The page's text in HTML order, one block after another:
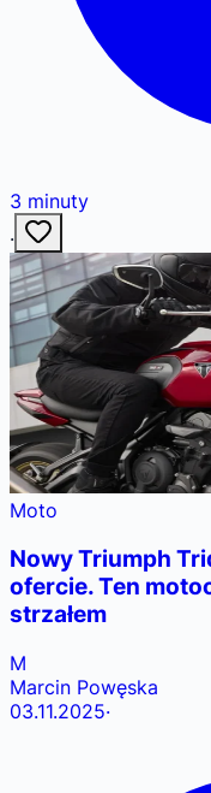
3 minuty
·
Moto
Nowy Triumph
ofercie. Ten
strzałem
M
Marcin Powęska
03.11.2025·